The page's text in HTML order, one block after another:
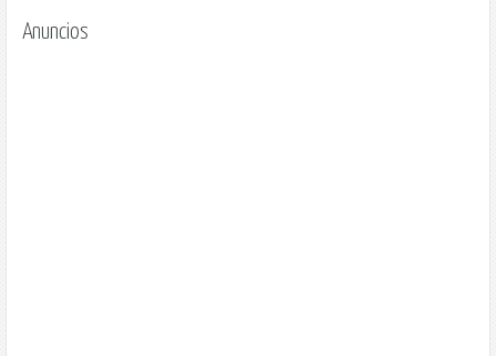
Anuncios